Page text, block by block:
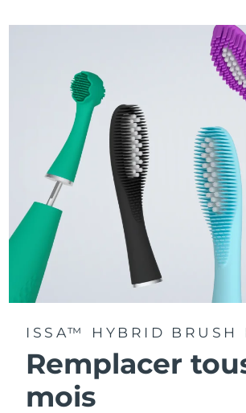
3 modes de brossage : Deep Clean,
La technologie Sonic Pulse délivre 11
minute.
Accédez à des modes de brossage
l'application FOREO For You.
ISSA™ HYBRID BRUSH
Remplacer
mois